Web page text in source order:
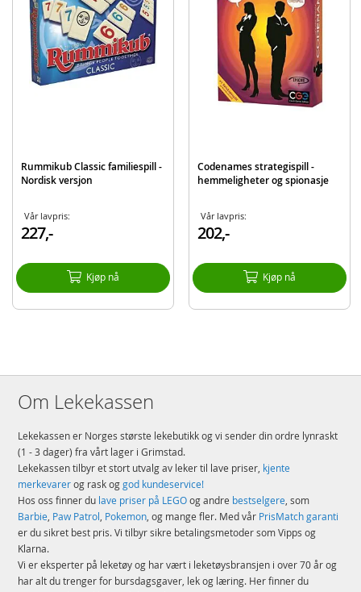
16 kjøretøy
40 utfordringer med løsninger
Spilleregler
Detaljer:
EAN 4005556766246
Rummikub Classic familiespill -
Nordisk versjon
Vår lavpris:
227,-
Kjøp nå
Codenames strategispill -
hemmeligheter og spionasje
Vår lavpris:
202,-
Kjøp nå
Om Lekekassen
Lekekassen er Norges største lekebutikk og vi sender din ordre lynraskt
(1 - 3 dager) fra vårt lager i Grimstad.
Lekekassen tilbyr et stort utvalg av leker til lave priser, kjente
merkevarerog rask oggod kundeservice!
Hos oss finner du lave priser på LEGOog andre bestselgere, som
Barbie, Paw Patrol, Pokemon, og mange fler. Med vår PrisMatch garanti
er du sikret best pris. Vi tilbyr sikre betalingsmetoder som Vipps og
Klarna.
Vi er eksperter på leketøy og har vært i leketøysbransjen i over 70 år og
har alt du trenger for bursdagsgaver, lek og læring. Her finner du